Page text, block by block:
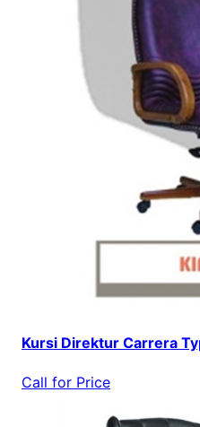
Kursi Direktur Carrera
Call for Price